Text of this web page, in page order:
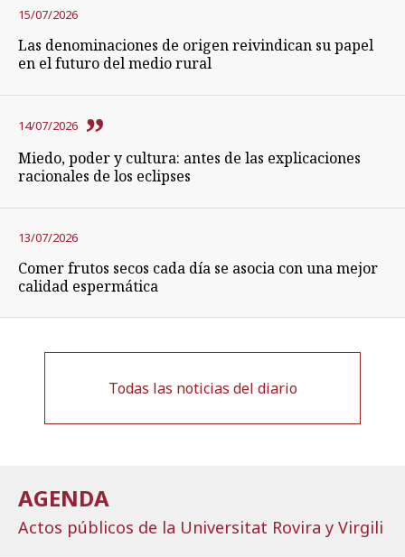
15/07/2026
Las denominaciones de origen reivindican su papel
en el futuro del medio rural
14/07/2026
Miedo, poder y cultura: antes de las explicaciones
racionales de los eclipses
13/07/2026
Comer frutos secos cada día se asocia con una mejor
calidad espermática
Todas las noticias del diario
AGENDA
Actos públicos de la Universitat Rovira y Virgili